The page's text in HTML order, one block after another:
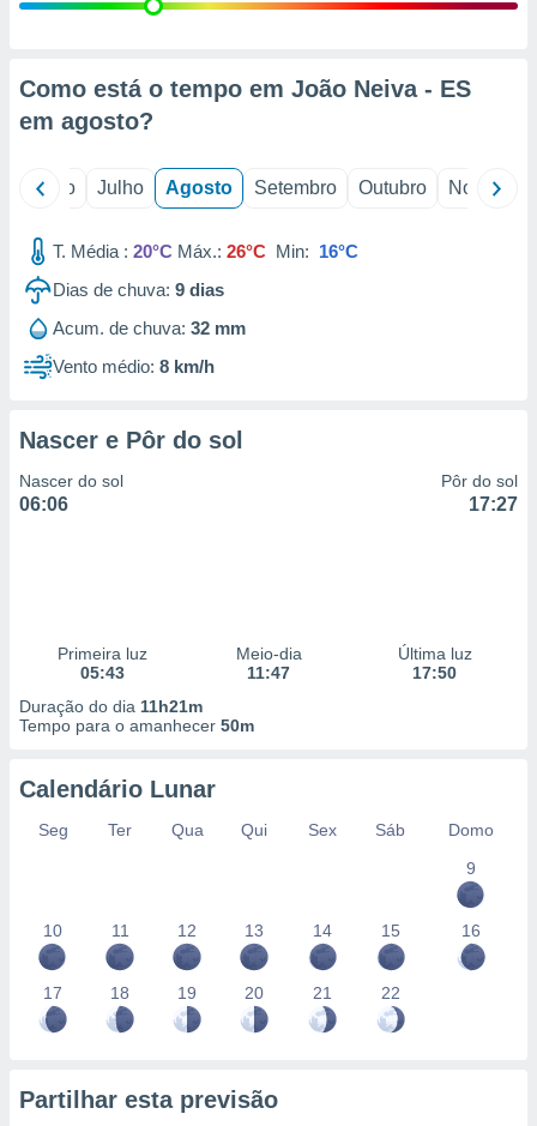
estudos
1199
Como está o tempo em João Neiva - ES
em agosto?
Junho Julho Agosto Setembro Outubro Novembro
T. Média : 20°C Máx.: 26°C Min: 16°C
Dias de chuva: 9 dias
Acum. de chuva: 32 mm
Vento médio: 8 km/h
Nascer e Pôr do sol
Nascer do sol
06:06
Pôr do sol
17:27
Primeira luz
05:43
Meio-dia
11:47
Última luz
17:50
Duração do dia 11h21m
Tempo para o amanhecer 50m
Calendário Lunar
Seg Ter Qua Qui Sex Sáb
Domo
9
10 11 12 13 14 15 16
17 18 19 20 21 22
Partilhar esta previsão